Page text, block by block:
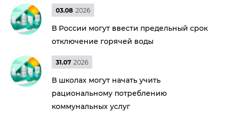
03.08 2026
В России могут ввести предельный срок
отключение горячей воды
31.07 2026
В школах могут начать учить
рациональному потреблению
коммунальных услуг